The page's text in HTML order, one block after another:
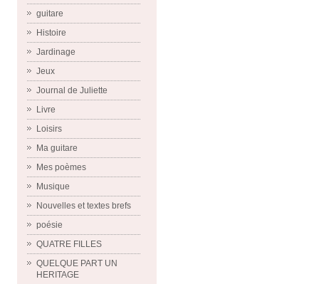
guitare
Histoire
Jardinage
Jeux
Journal de Juliette
Livre
Loisirs
Ma guitare
Mes poèmes
Musique
Nouvelles et textes brefs
poésie
QUATRE FILLES
QUELQUE PART UN
HERITAGE